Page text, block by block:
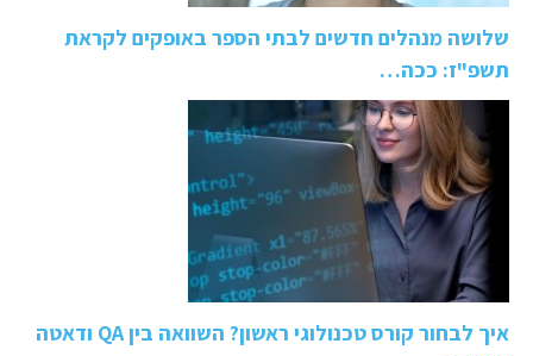
שלושה מנהלים חדשים לבתי הספר באופקים לקראת
תשפ"ז: ככה…
איך לבחור קורס טכנולוגי ראשון? השוואה בין QA ודאטה